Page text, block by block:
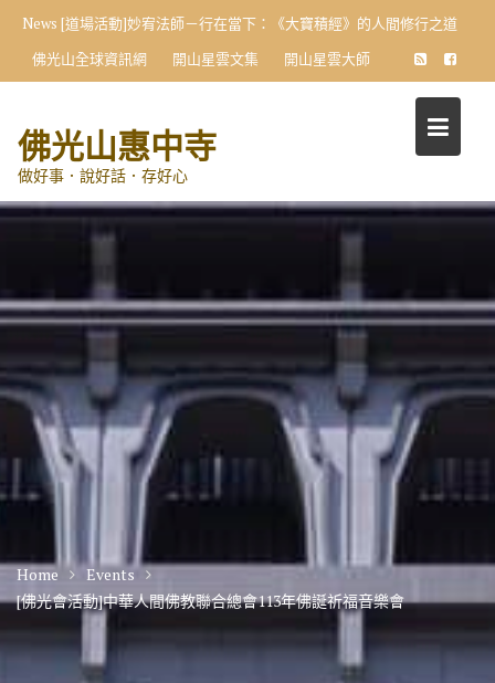
content
News [道場活動]妙宥法師－行在當下：《大寶積經》的人間修行之道
佛光山全球資訊網
開山星雲文集 開山星雲大師
佛光山惠中寺
做好事．說好話．存好心
Home
Events
[佛光會活動]中華人間佛教聯合總會113年佛誕祈福音樂會